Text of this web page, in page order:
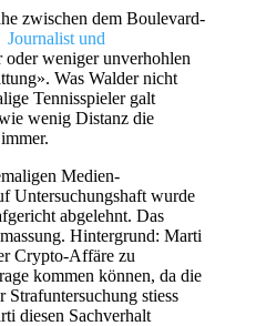
zwischen dem Boulevard-
Journalist und
oder weniger unverhohlen
Was Walder nicht
Tennisspieler galt
wenig Distanz die
Medien-
Untersuchungshaft wurde
abgelehnt. Das
Hintergrund: Marti
Crypto-Affäre zu
kommen können, da die
Strafuntersuchung stiess
diesen Sachverhalt